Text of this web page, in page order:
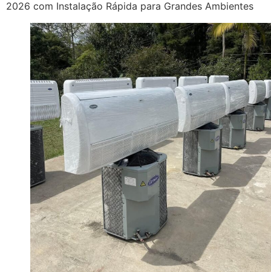
2026 com Instalação Rápida para Grandes Ambientes